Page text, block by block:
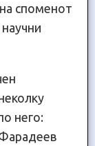
споменот
него: